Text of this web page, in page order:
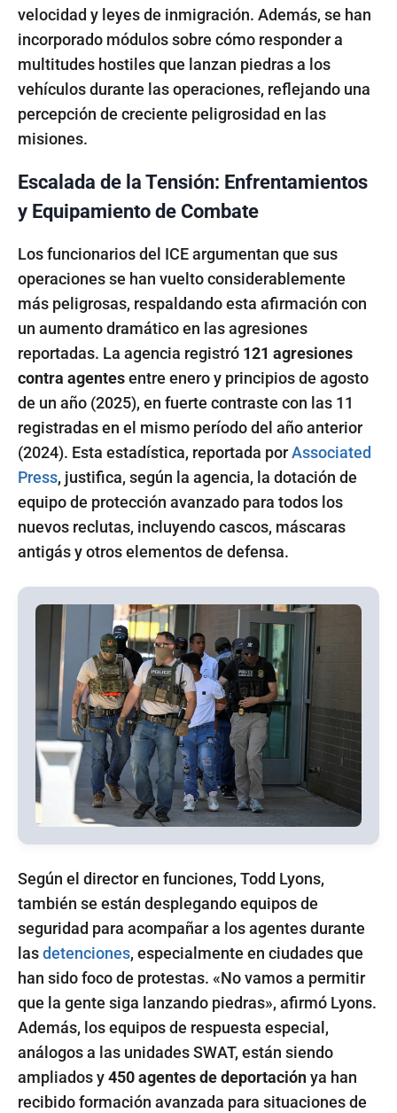
velocidad y leyes de inmigración. Además, se han
incorporado módulos sobre cómo responder a
multitudes hostiles que lanzan piedras a los
vehículos durante las operaciones, reflejando una
percepción de creciente peligrosidad en las
misiones.
Escalada de la Tensión: Enfrentamientos
y Equipamiento de Combate
Los funcionarios del ICE argumentan que sus
operaciones se han vuelto considerablemente
más peligrosas, respaldando esta afirmación con
un aumento dramático en las agresiones
reportadas. La agencia registró 121 agresiones
contra agentesentre enero y principios de agosto
de un año (2025), en fuerte contraste con las 11
registradas en el mismo período del año anterior
(2024). Esta estadística, reportada porAssociated
Press, justifica, según la agencia, la dotación de
equipo de protección avanzado para todos los
nuevos reclutas, incluyendo cascos, máscaras
antigás y otros elementos de defensa.
Según el director en funciones, Todd Lyons,
también se están desplegando equipos de
seguridad para acompañar a los agentes durante
lasdetenciones, especialmente en ciudades que
han sido foco de protestas. «No vamos a permitir
que la gente siga lanzando piedras», afirmó Lyons.
Además, los equipos de respuesta especial,
análogos a las unidades SWAT, están siendo
ampliados y450 agentes de deportaciónya han
recibido formación avanzada para situaciones de